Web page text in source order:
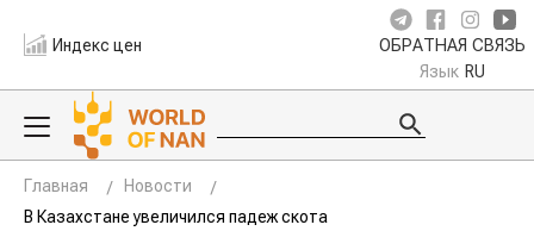
Индекс цен ОБРАТНАЯ СВЯЗЬ
Язык RU
Главная
Новости
В Казахстане увеличился падеж скота